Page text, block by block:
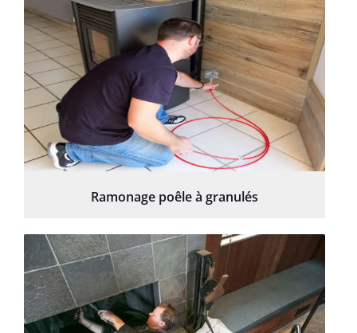
Ramonage poêle à granulés